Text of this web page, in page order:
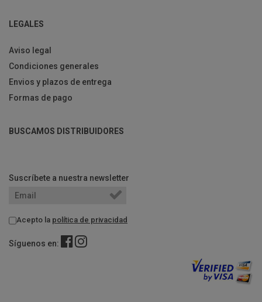
LEGALES
Aviso legal
Condiciones generales
Envios y plazos de entrega
Formas de pago
BUSCAMOS DISTRIBUIDORES
Suscríbete a nuestra newsletter
Acepto la política de privacidad
Síguenos en: